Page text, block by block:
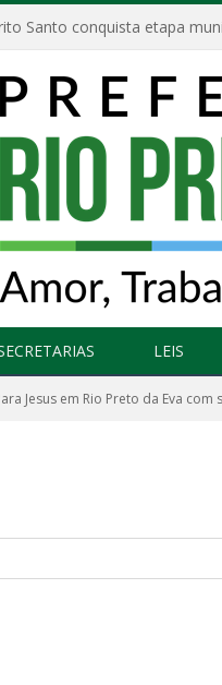
LEIS
Jesus em Rio Preto da Eva